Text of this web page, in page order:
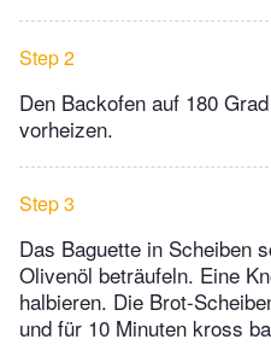
Step 2
Den Backofen auf 180
vorheizen.
Step 3
Das Baguette in Scheiben
Olivenöl beträufeln. Eine
halbieren. Die Brot-
und für 10 Minuten kross